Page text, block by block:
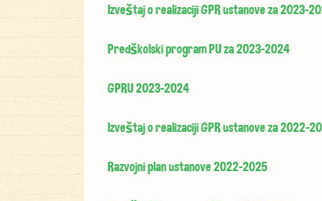
Izveštaj o realizaciji GPR ustanove za 2023-
Predškolski program PU za 2023-2024
GPRU 2023-2024
Izveštaj o realizaciji GPR ustanove za 2022-
Razvojni plan ustanove 2022-2025